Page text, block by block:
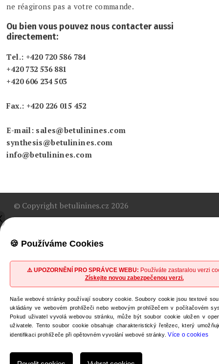
ne réagirons pas a votre commande.
Ou bien vous pouvez nous contacter aussi
directement:
Tel.: +420 720 586 784
+420 732 536 881
+420 606 234 503
Fax.: +420 226 015 452
E-mail: sales@betulinines.com
synthesis@betulinines.com
info@betulinines.com
© Copyright betulinines.cz 2026
🍪 Používáme Cookies
⚠️ UPOZORNĚNÍ PRO SPRÁVCE WEBU: Používáte zastaralou verzi
Získejte novou zabezpečenou verzi.
Naše webové stránky používají soubory cookie. Soubory cookie jsou textové
ukládány ve webovém prohlížeči nebo webovým prohlížečem v počítačovém
Pokud uživatel vyvolá webovou stránku, může být soubor cookie uložen v
uživatele. Tento soubor cookie obsahuje charakteristický řetězec, který
identifikaci prohlížeče při opětovném vyvolání webové stránky.Více o cookies